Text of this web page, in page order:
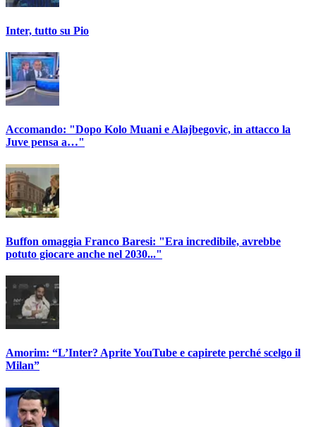
Inter, tutto su Pio
Accomando: "Dopo Kolo Muani e Alajbegovic, in attacco la
Juve pensa a…"
Buffon omaggia Franco Baresi: "Era incredibile, avrebbe
potuto giocare anche nel 2030..."
Amorim: “L’Inter? Aprite YouTube e capirete perché scelgo il
Milan”